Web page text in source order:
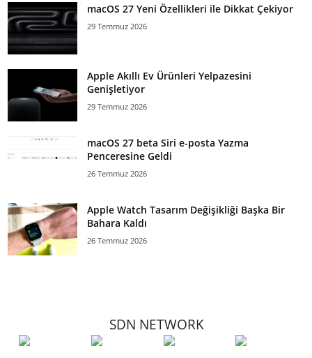
macOS 27 Yeni Özellikleri ile Dikkat Çekiyor
29 Temmuz 2026
Apple Akıllı Ev Ürünleri Yelpazesini
Genişletiyor
29 Temmuz 2026
macOS 27 beta Siri e-posta Yazma
Penceresine Geldi
26 Temmuz 2026
Apple Watch Tasarım Değişikliği Başka Bir
Bahara Kaldı
26 Temmuz 2026
SDN NETWORK